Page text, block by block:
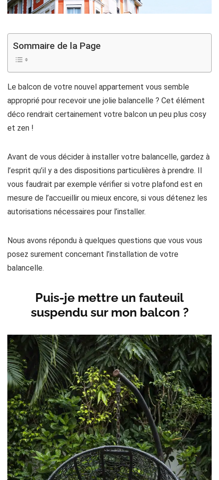
Sommaire de la Page
Le balcon de votre nouvel appartement vous semble
approprié pour recevoir une jolie balancelle ? Cet élément
déco rendrait certainement votre balcon un peu plus cosy
et zen !
Avant de vous décider à installer votre balancelle, gardez à
l’esprit qu’il y a des dispositions particulières à prendre. Il
vous faudrait par exemple vérifier si votre plafond est en
mesure de l’accueillir ou mieux encore, si vous détenez les
autorisations nécessaires pour l’installer.
Nous avons répondu à quelques questions que vous vous
posez surement concernant l’installation de votre
balancelle.
Puis-je mettre un fauteuil
suspendu sur mon balcon ?